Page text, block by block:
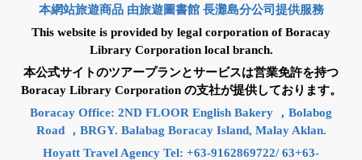
本網站旅遊商品 由旅遊圖書館 長灘島分公司提供服務
This website is provided by legal corporation of Boracay
Library Corporation local branch.
本公式サイトのツアープランとサービスは営業免許を持つ
Boracay Library Corporation の支社が提供しております。
Boracay Office: 2ND FLOOR English Bakery ，Bolabog
Road ，BRGY. Balabag Boracay Island, Malay Aklan.
Hoyatt Travel Agency Tel: +63-9162869722/ 63+63-